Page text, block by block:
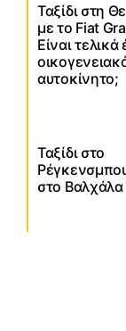
Ταξίδι στη
με το Fiat
Είναι τελικά
αυτοκίνητο;
Ταξίδι στο
στο Βαλχάλα